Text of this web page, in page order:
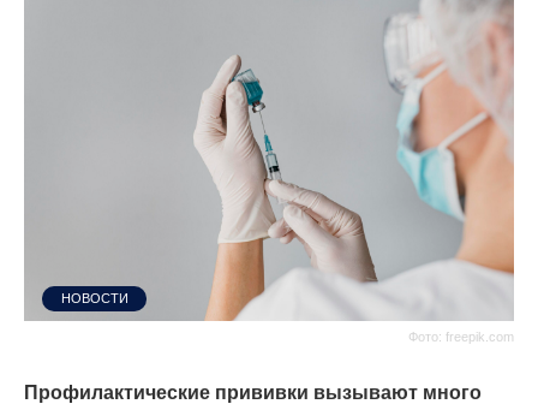
Фото: freepik.com
НОВОСТИ
Профилактические прививки вызывают много